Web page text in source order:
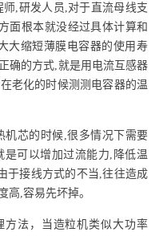
,研发人员,对于直流母线支
面根本就没经过具体计算和
大缩短薄膜电容器的使用寿
确的方式,就是用电流互感器
老化的时候测测电容器的温
机芯的时候,很多情况下需要
可以增加过流能力,降低温
于接线方式的不当,往往造成
高,容易先坏掉。
方法，当造粒机类似大功率